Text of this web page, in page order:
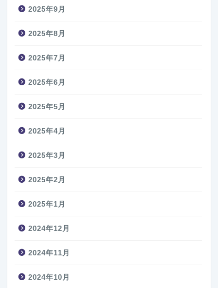
2025年9月
2025年8月
2025年7月
2025年6月
2025年5月
2025年4月
2025年3月
2025年2月
2025年1月
2024年12月
2024年11月
2024年10月